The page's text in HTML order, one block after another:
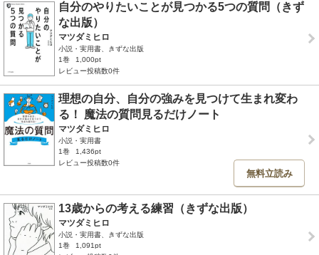
自分のやりたいことが見つかる5つの質問（きず
な出版）
マツダミヒロ
小説・実用書、きずな出版
1巻
1,000pt
レビュー投稿数0件
理想の自分、自分の強みを見つけて生まれ変わ
る！ 魔法の質問見るだけノート
マツダミヒロ
小説・実用書
1巻
1,436pt
レビュー投稿数0件
無料立読み
13歳からの考える練習（きずな出版）
マツダミヒロ
小説・実用書、きずな出版
1巻
1,091pt